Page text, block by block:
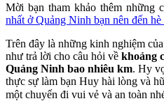
Mời bạn tham khảo thêm những
nhất ở Quảng Ninh bạn nên đến hè
Trên đây là những kinh nghiệm
như trả lời cho câu hỏi về khoảng
Quảng Ninh bao nhiêu km. Hy
thực sự làm bạn Huy hài lòng và
một chuyến đi vui vẻ và an toàn